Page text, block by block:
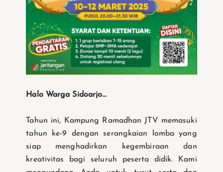
Halo Warga Sidoarjo...
Tahun ini, Kampung Ramadhan JTV memasuki
tahun ke-9 dengan serangkaian lomba yang
siap menghadirkan kegembiraan dan
kreativitas bagi seluruh peserta didik. Kami